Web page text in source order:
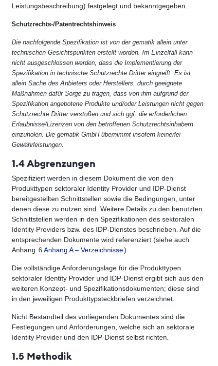
Leistungsbeschreibung) festgelegt und bekanntgegeben.
Schutzrechts-/Patentrechtshinweis
Die nachfolgende Spezifikation ist von der gematik allein unter
technischen Gesichtspunkten erstellt worden. Im Einzelfall kann
nicht ausgeschlossen werden, dass die Implementierung der
Spezifikation in technische Schutzrechte Dritter eingreift. Es ist
allein Sache des Anbieters oder Herstellers, durch geeignete
Maßnahmen dafür Sorge zu tragen, dass von ihm aufgrund der
Spezifikation angebotene Produkte und/oder Leistungen nicht gegen
Schutzrechte Dritter verstoßen und sich ggf. die erforderlichen
Erlaubnisse/Lizenzen von den betroffenen Schutzrechtsinhabern
einzuholen. Die gematik GmbH übernimmt insofern keinerlei
Gewährleistungen.
1.4 Abgrenzungen
Spezifiziert werden in diesem Dokument die von den
Produkttypen sektoraler Identity Provider und IDP-Dienst
bereitgestellten Schnittstellen sowie die Bedingungen, unter
denen diese zu nutzen sind. Weitere Details zu den benutzten
Schnittstellen werden in den Spezifikationen des sektoralen
Identity Providers bzw. des IDP-Dienstes beschrieben. Auf die
entsprechenden Dokumente wird referenziert (siehe auch
Anhang 6 Anhang A – Verzeichnisse).
Die vollständige Anforderungslage für die Produkttypen
sektoraler Identity Provider und IDP-Dienst ergibt sich aus den
weiteren Konzept- und Spezifikationsdokumenten; diese sind
in den jeweiligen Produkttypsteckbriefen verzeichnet.
Nicht Bestandteil des vorliegenden Dokumentes sind die
Festlegungen und Anforderungen, welche sich an sektorale
Identity Provider und den IDP-Dienst selbst richten.
1.5 Methodik